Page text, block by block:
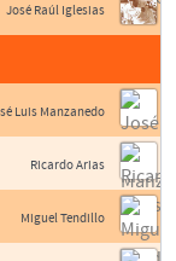
José Raúl Iglesias
Luis Manzanedo
Ricardo Arias
Miguel Tendillo